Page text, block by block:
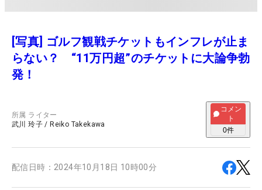
[写真] ゴルフ観戦チケットもインフレが止ま
らない？ “11万円超”のチケットに大論争勃
発！
所属 ライター
武川 玲子 / Reiko Takekawa
コメン
ト
0件
配信日時： 2024年10月18日 10時00分